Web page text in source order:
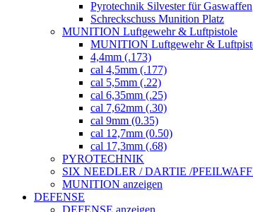
Pyrotechnik Silvester für Gaswaffen
Schreckschuss Munition Platz
MUNITION Luftgewehr & Luftpistole
MUNITION Luftgewehr &
4,4mm (.173)
cal 4,5mm (.177)
cal 5,5mm (.22)
cal 6,35mm (.25)
cal 7,62mm (.30)
cal 9mm (0.35)
cal 12,7mm (0.50)
cal 17,3mm (.68)
PYROTECHNIK
SIX NEEDLER / DARTIE /
MUNITION anzeigen
DEFENSE
DEFENSE anzeigen